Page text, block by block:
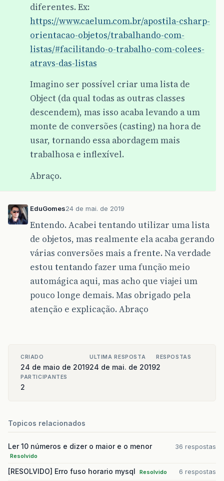
diferentes. Ex:
https://www.caelum.com.br/apostila-csharp-
orientacao-objetos/trabalhando-com-
listas/#facilitando-o-trabalho-com-colees-
atravs-das-listas
Imagino ser possível criar uma lista de
Object (da qual todas as outras classes
descendem), mas isso acaba levando a um
monte de conversões (casting) na hora de
usar, tornando essa abordagem mais
trabalhosa e inflexível.
Abraço.
EduGomes24 de mai. de 2019
Entendo. Acabei tentando utilizar uma lista
de objetos, mas realmente ela acaba gerando
várias conversões mais a frente. Na verdade
estou tentando fazer uma função meio
automágica aqui, mas acho que viajei um
pouco longe demais. Mas obrigado pela
atenção e explicação. Abraço
CRIADO
24 de maio de 2019
ULTIMA RESPOSTA
24 de mai. de 2019
RESPOSTAS
2
PARTICIPANTES
2
Topicos relacionados
Ler 10 números e dizer o maior e o menor
Resolvido
36 respostas
[RESOLVIDO] Erro fuso horario mysql Resolvido 6 respostas